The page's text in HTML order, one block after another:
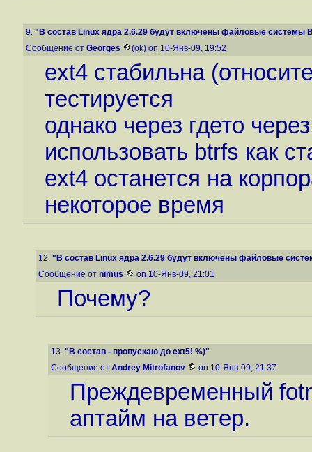
9. "В состав Linux ядра 2.6.29 будут включены файловые системы
Сообщение от Georges (ok) on 10-Янв-09, 19:52
ext4 стабильна
тестируется
однако через гдето
использовать btrfs как
ext4 останется на
некоторое время
12. "В состав Linux ядра 2.6.29 будут включены файловые
Сообщение от nimus on 10-Янв-09, 21:01
Почему?
13. "В состав - пропускаю до ext5! %)"
Сообщение от Andrey Mitrofanov on 10-Янв-09, 21:37
Преждевременный
аптайм на ветер.